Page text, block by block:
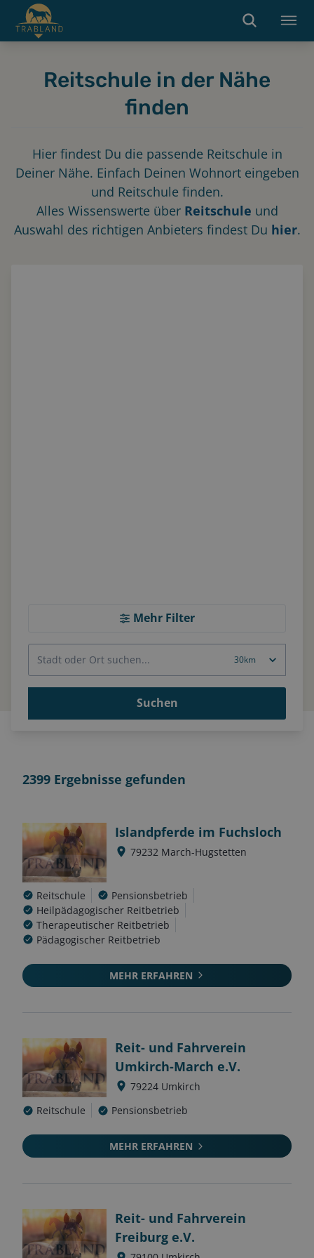
Reitschule in der Nähe
finden
Hier findest Du die passende Reitschule in
Deiner Nähe. Einfach Deinen Wohnort eingeben
und Reitschule finden.
Alles Wissenswerte über Reitschule und
Auswahl des richtigen Anbieters findest Du hier.
Mehr Filter
Suchen
2399 Ergebnisse gefunden
Islandpferde im Fuchsloch
79232 March-Hugstetten
Reitschule
Pensionsbetrieb
Heilpädagogischer Reitbetrieb
Therapeutischer Reitbetrieb
Pädagogischer Reitbetrieb
MEHR ERFAHREN
Reit- und Fahrverein
Umkirch-March e.V.
79224 Umkirch
Reitschule
Pensionsbetrieb
MEHR ERFAHREN
Reit- und Fahrverein
Freiburg e.V.